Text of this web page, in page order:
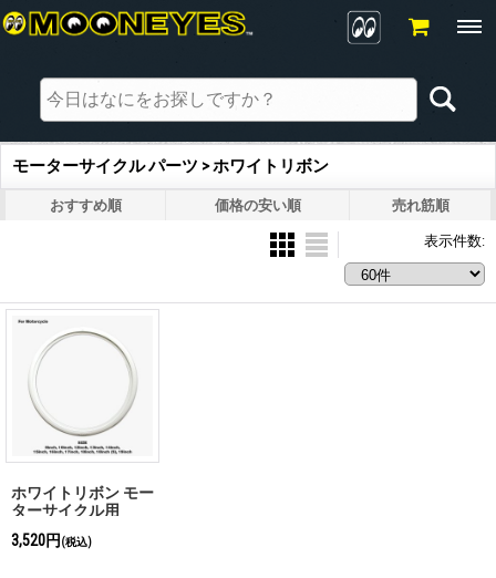
モーターサイクル パーツ > ホワイトリボン
おすすめ順 価格の安い順 売れ筋順
表示件数:
ホワイトリボン モー
ターサイクル用
3,520円 (税込)